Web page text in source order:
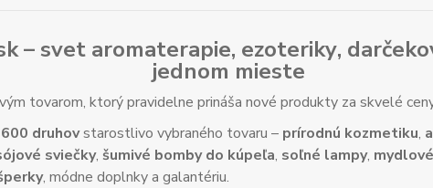
– svet aromaterapie, ezoteriky,
jednom mieste
tovarom, ktorý pravidelne prináša nové produkty za skvelé
600 druhovstarostlivo vybraného tovaru – prírodnú kozmetiku,
sviečky, šumivé bomby do kúpeľa, soľné lampy,
, módne doplnky a galantériu.